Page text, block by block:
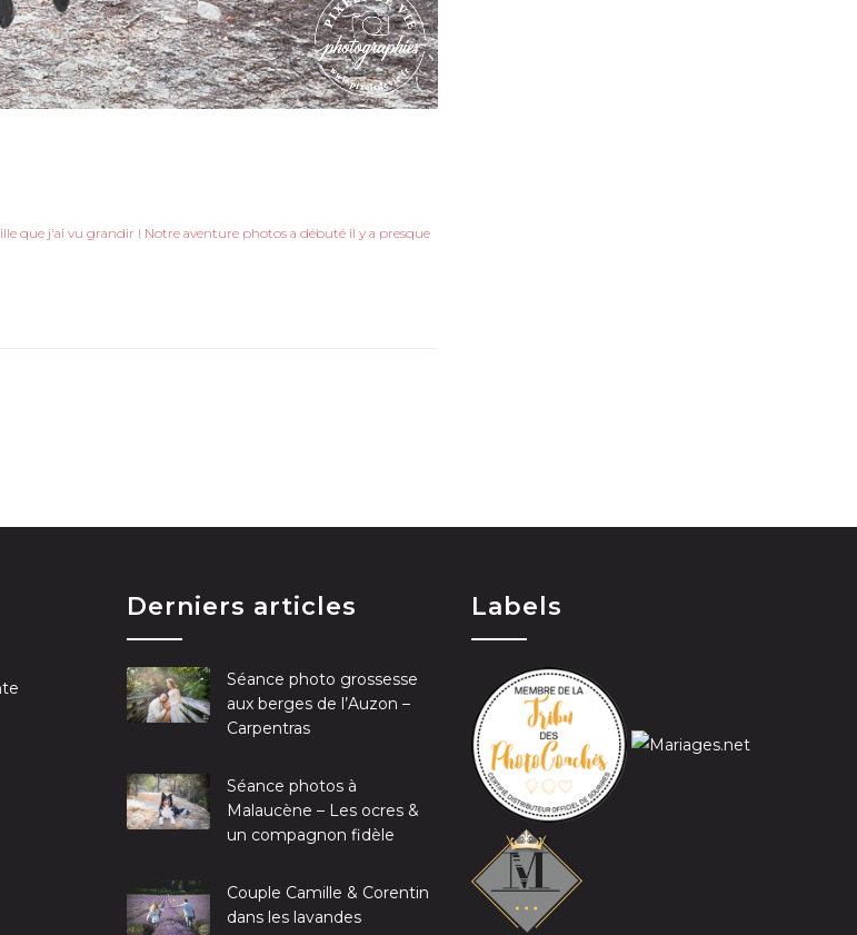
que j'ai vu grandir ! Notre aventure photos a débuté il y a presque
Derniers articles
Séance photo grossesse
aux berges de l’Auzon –
Carpentras
Séance photos à
Malaucène – Les ocres &
un compagnon fidèle
Couple Camille & Corentin
dans les lavandes
Labels